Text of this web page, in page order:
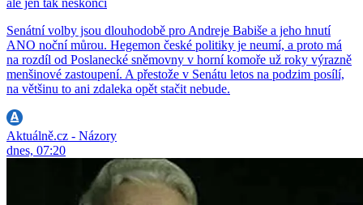
Senátní volby jsou dlouhodobě pro Andreje Babiše a jeho hnutí
ANO noční můrou. Hegemon české politiky je neumí, a proto má
na rozdíl od Poslanecké sněmovny v horní komoře už roky výrazně
menšinové zastoupení. A přestože v Senátu letos na podzim posílí,
na většinu to ani zdaleka opět stačit nebude.
Aktuálně.cz - Názory
dnes, 07:20